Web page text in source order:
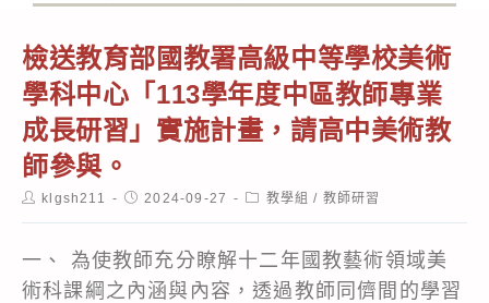
檢送教育部國教署高級中等學校美術
學科中心「113學年度中區教師專業
成長研習」實施計畫，請高中美術教
師參與。
Postklgsh211
Post2024-09-27
Post教學組 / 教師研習
一、 為使教師充分瞭解十二年國教藝術領域美
術科課綱之內涵與內容，透過教師同儕間的學習